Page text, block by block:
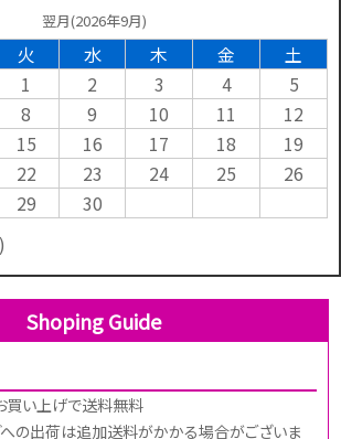
翌月(2026年9月)
火 水 木 金
土
1
2 3 4
5
8 9 10 11
12
15 16 17 18
19
22 23 24 25
26
29
30
Shoping Guide
い上げで送料無料
の出荷は追加送料がかかる場合がございま